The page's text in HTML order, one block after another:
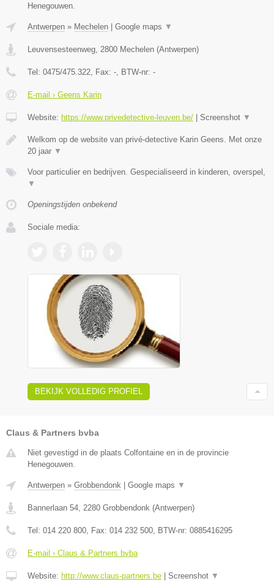
Henegouwen.
Antwerpen » Mechelen Google maps ▼
Leuvensesteenweg 2800 Mechelen (Antwerpen)
Tel: 0475/475.322 , Fax: - , BTW-nr: -
E-mail › Geens Karin
Website: https://www.privedetective-leuven.be/ Screenshot ▼
Welkom op de website van privé-detective Karin Geens. Met onze
20 jaar ▼
Voor particulier en bedrijven. Gespecialiseerd in kinderen, overspel,
▼
Openingstijden onbekend
Sociale media:
BEKIJK VOLLEDIG PROFIEL
Claus & Partners bvba
Niet gevestigd in de plaats Colfontaine en in de provincie
Henegouwen.
Antwerpen » Grobbendonk | Google maps ▼
Bannerlaan 54 2280 Grobbendonk (Antwerpen)
Tel: 014 220 800 , Fax: 014 232 500 , BTW-nr: 0885416295
E-mail › Claus & Partners bvba
Website: http://www.claus-partners.be | Screenshot ▼